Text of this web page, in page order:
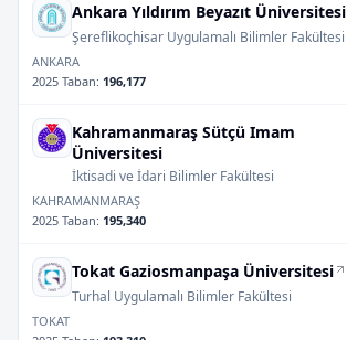
Ankara Yıldırım Beyazıt Üniversitesi
Şereflikoçhisar Uygulamalı Bilimler Fakültesi
ANKARA
2025 Taban: 196,177
Kahramanmaraş Sütçü Imam
Üniversitesi
İktisadi ve İdari Bilimler Fakültesi
KAHRAMANMARAŞ
2025 Taban: 195,340
Tokat Gaziosmanpaşa Üniversitesi
Turhal Uygulamalı Bilimler Fakültesi
TOKAT